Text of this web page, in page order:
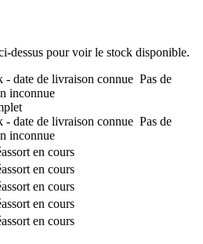
dessus pour voir le stock disponible.
- date de livraison connue Pas de
inconnue
- date de livraison connue Pas de
inconnue
en cours
en cours
en cours
en cours
en cours